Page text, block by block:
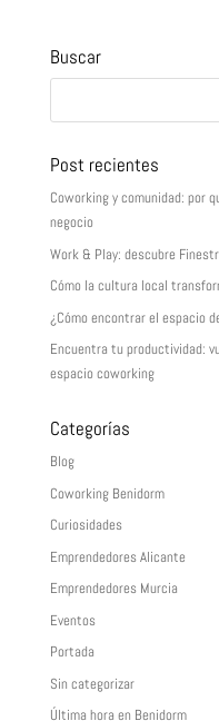
Buscar
Post recientes
Coworking y comunidad: por
negocio
Work & Play: descubre
Cómo la cultura local
¿Cómo encontrar el espacio
Encuentra tu productividad:
espacio coworking
Categorías
Blog
Coworking Benidorm
Curiosidades
Emprendedores Alicante
Emprendedores Murcia
Eventos
Portada
Sin categorizar
Última hora en Benidorm